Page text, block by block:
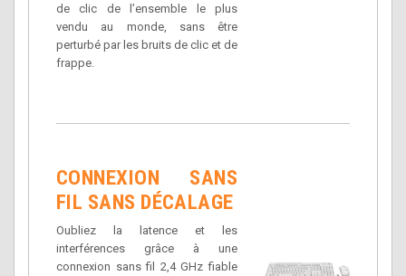
de clic de l’ensemble le plus
vendu au monde, sans être
perturbé par les bruits de clic et de
frappe.
CONNEXION SANS
FIL SANS DÉCALAGE
Oubliez la latence et les
interférences grâce à une
connexion sans fil 2,4 GHz fiable